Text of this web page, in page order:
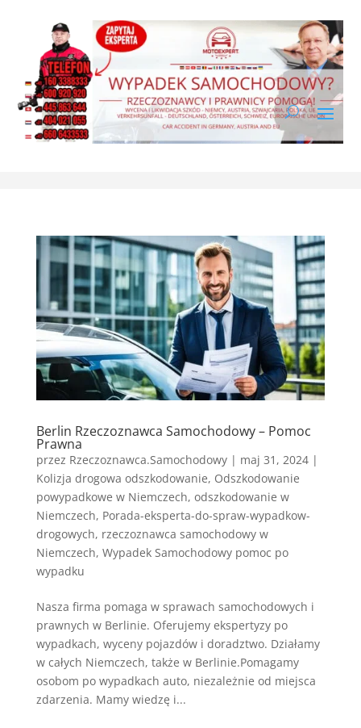
Berlin Rzeczoznawca Samochodowy – Pomoc
Prawna
przez Rzeczoznawca.Samochodowy| maj 31, 2024|
Kolizja drogowa odszkodowanie, Odszkodowanie
powypadkowe w Niemczech, odszkodowanie w
Niemczech, Porada-eksperta-do-spraw-wypadkow-
drogowych, rzeczoznawca samochodowy w
Niemczech, Wypadek Samochodowy pomoc po
wypadku
Nasza firma pomaga w sprawach samochodowych i
prawnych w Berlinie. Oferujemy ekspertyzy po
wypadkach, wyceny pojazdów i doradztwo. Działamy
w całych Niemczech, także w Berlinie.Pomagamy
osobom po wypadkach auto, niezależnie od miejsca
zdarzenia. Mamy wiedzę i...